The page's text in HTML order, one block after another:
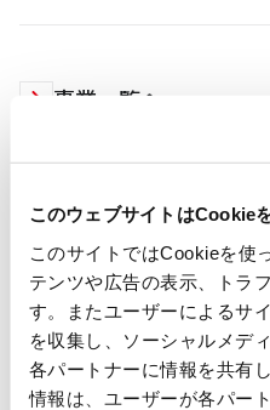
このウェブサイトはCookie
このサイトではCookieを使
テンツや広告の表示、トラ
す。またユーザーによるサ
を収集し、ソーシャルメデ
各パートナーに情報を共有
情報は、ユーザーが各パー
事業一覧へ